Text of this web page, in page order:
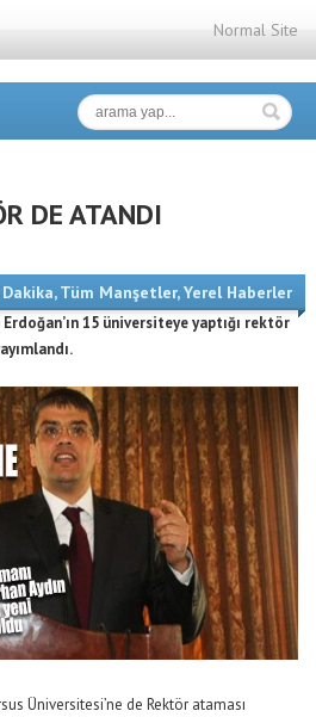
Normal Site
DE ATANDI
,Tüm Manşetler,Yerel Haberler
15 üniversiteye yaptığı rektör
Üniversitesi’ne de Rektör ataması